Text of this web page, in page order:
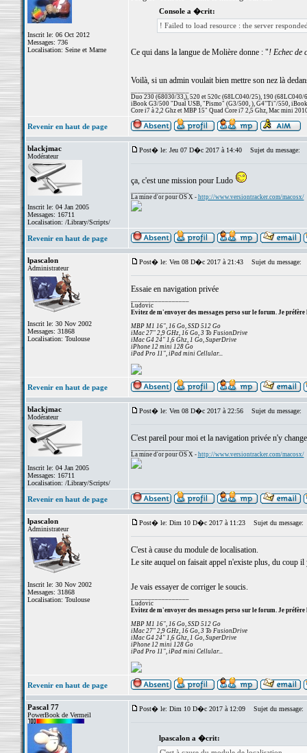
Inscrit le: 06 Oct 2012
Messages: 736
Localisation: Seine et Marne
Console a �crit:
! Failed to load resource : the server
Ce qui dans la langue de Molière donne : "! Echec de
Voilà, si un admin voulait bien mettre son nez là
Duo 230 (68030/33,), 520 et 520c (68LC040/25), 190 (68LC040/
iBook G3/500 "Dual USB, "Pismo" (G3/500, ), G4"Ti"/550,
Core i7 à 2,2 Ghz et MBP 15" Quad Core i7 2,5 Ghz, Mac mini
Revenir en haut de page
blackjmac
Modérateur
Inscrit le: 04 Jan 2005
Messages: 16711
Localisation: /Library/Scripts/
Post� le: Jeu 07 D�c 2017 à 14:40 Sujet du message:
ça, c'est une mission pour Ludo
La mine d'or pour OS X - http://www.versiontracker.com/macosx/
Revenir en haut de page
lpascalon
Administrateur
Inscrit le: 30 Nov 2002
Messages: 31868
Localisation: Toulouse
Post� le: Ven 08 D�c 2017 à 21:43 Sujet du message:
Essaie en navigation privée
Ludovic
Evitez de m'envoyer des messages perso sur le forum. Je préfère
MBP M1 16", 16 Go, SSD 512 Go
iMac 27" 2,9 GHz, 16 Go, 3 To FusionDrive
iMac G4 24" 1,6 Ghz, 1 Go, SuperDrive
iPhone 12 mini 128 Go
iPad Pro 11", iPad mini Cellular...
Revenir en haut de page
blackjmac
Modérateur
Inscrit le: 04 Jan 2005
Messages: 16711
Localisation: /Library/Scripts/
Post� le: Ven 08 D�c 2017 à 22:56 Sujet du message:
C'est pareil pour moi et la navigation privée n'y
La mine d'or pour OS X - http://www.versiontracker.com/macosx/
Revenir en haut de page
lpascalon
Administrateur
Inscrit le: 30 Nov 2002
Messages: 31868
Localisation: Toulouse
Post� le: Dim 10 D�c 2017 à 11:23 Sujet du message:
C'est à cause du module de localisation.
Le site auquel on faisait appel n'existe plus, du coup il
Je vais essayer de corriger le soucis.
Ludovic
Evitez de m'envoyer des messages perso sur le forum. Je préfère
MBP M1 16", 16 Go, SSD 512 Go
iMac 27" 2,9 GHz, 16 Go, 3 To FusionDrive
iMac G4 24" 1,6 Ghz, 1 Go, SuperDrive
iPhone 12 mini 128 Go
iPad Pro 11", iPad mini Cellular...
Revenir en haut de page
Pascal 77
PowerBook de Vermeil
Post� le: Dim 10 D�c 2017 à 12:09 Sujet du message:
lpascalon a �crit: